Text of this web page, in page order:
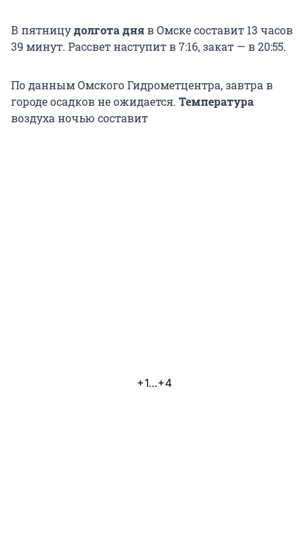
В пятницудолгота дняв Омске составит 13 часов
39 минут. Рассвет наступит в 7:16, закат — в 20:55.
По данным Омского Гидрометцентра, завтра в
городе осадков не ожидается. Температура
воздуха ночью составит
+1…+4